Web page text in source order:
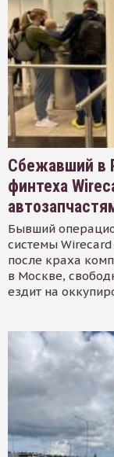
Сбежавший в
финтеха
Бывший
системы
после краха
в Москве,
ездит на